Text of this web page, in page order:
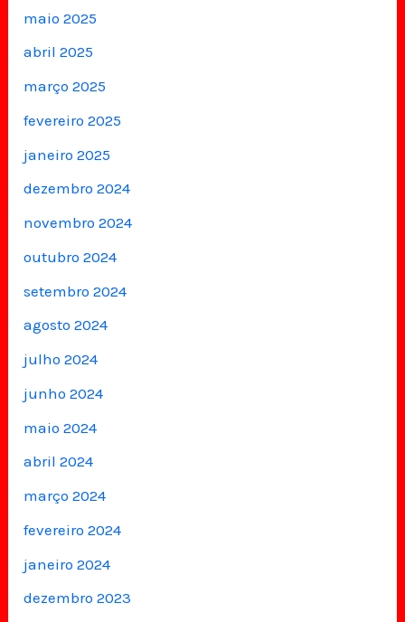
maio 2025
abril 2025
março 2025
fevereiro 2025
janeiro 2025
dezembro 2024
novembro 2024
outubro 2024
setembro 2024
agosto 2024
julho 2024
junho 2024
maio 2024
abril 2024
março 2024
fevereiro 2024
janeiro 2024
dezembro 2023